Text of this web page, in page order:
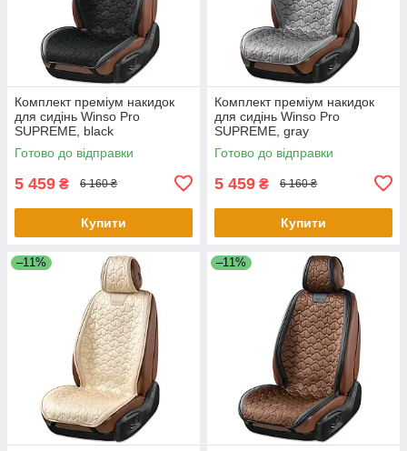
Комплект преміум накидок
для сидінь Winso Pro
SUPREME, black
Готово до відправки
5 459 ₴ 6 160 ₴
Купити
Комплект преміум накидок
для сидінь Winso Pro
SUPREME, gray
Готово до відправки
5 459 ₴ 6 160 ₴
Купити
–11% –11%